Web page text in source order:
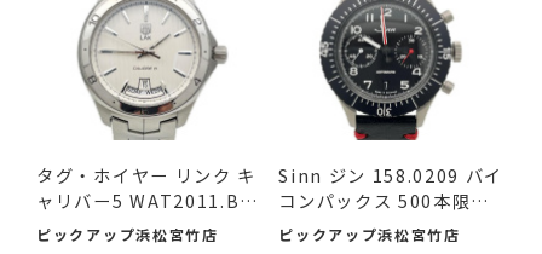
タグ・ホイヤー リンク キ
ャリバー5 WAT2011.BA
095...
ピックアップ浜松宮竹店
Sinn ジン 158.0209 バイ
コンパックス 500本限定
品...
ピックアップ浜松宮竹店